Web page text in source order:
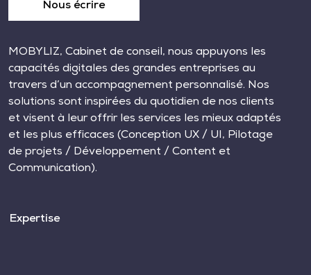
Nous écrire
MOBYLIZ, Cabinet de conseil, nous appuyons les
capacités digitales des grandes entreprises au
travers d’un accompagnement personnalisé. Nos
solutions sont inspirées du quotidien de nos clients
et visent à leur offrir les services les mieux adaptés
et les plus efficaces (Conception UX / UI, Pilotage
de projets / Développement / Content et
Communication).
Expertise